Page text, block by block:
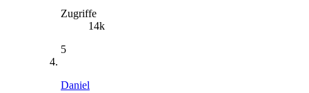
Zugriffe
14k
5
Daniel